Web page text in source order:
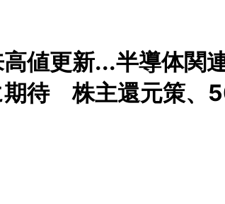
値更新...半導体関
期待 株主還元策、